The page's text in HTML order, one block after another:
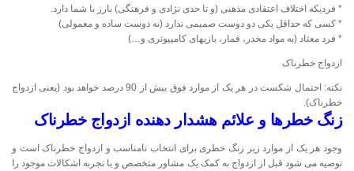
* فردیکه اختلاف اعتقادی مذهبی (و تا حدی نژادی و فرهنگی) بارز با شما دارد.
* کسی که حداقل یکی دو دوست صمیمی ندارد (نه دوست ساده و معمولی)
* فرد معتاد (به مواد مخدر، قمار، بازیهای کامپیوتری و…)
ازدواج خطرناک
نکته: احتمال شکست در هر یک از موارد فوق بیش از 90 درصد خواهد بود (یعنی ازدواج
خطرناک).
زنگ خطرها و علائم هشدار دهنده ازدواج خطرناک
وجود هر یک از موارد زیر زنگ خطری برای انتخاب نامناسب و ازدواج خطرناک است و
توصیه می شود قبل از ازدواج به کمک یک مشاور متخصص و با تجربه اشکالات موجود را